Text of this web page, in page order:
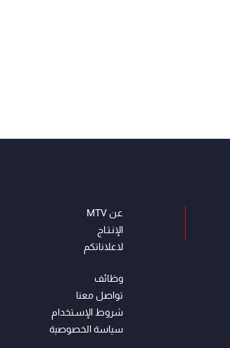
عن MTV
الإنـتـاج
لاعلاناتكم
وظائف
تواصل معنا
شروط الإسـتخدام
سياسة الخصوصية